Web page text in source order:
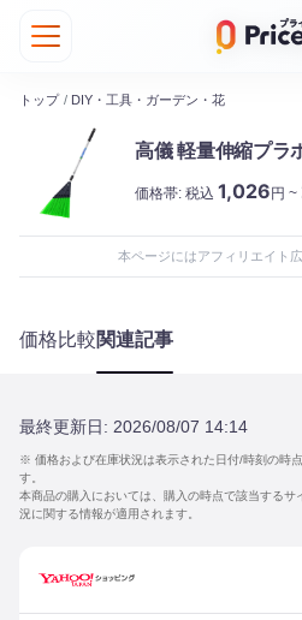
トップ / DIY・工具・ガーデン・花
高儀 軽量伸縮プラ
価格帯: 税込 1,026 円 ~
本ページにはアフィリエイト
価格比較関連記事
最終更新日: 2026/08/07 14:14
※ 価格および在庫状況は表示された日付/時刻の時
す。
本商品の購入においては、購入の時点で該当する
況に関する情報が適用されます。